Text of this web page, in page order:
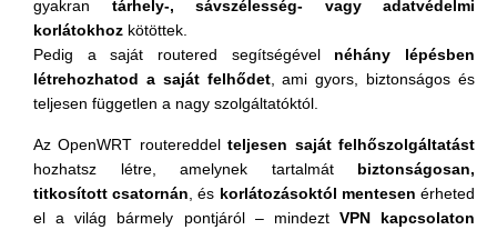
gyakran tárhely-, sávszélesség- vagy adatvédelmi
korlátokhoz kötöttek.
Pedig a saját routered segítségével néhány lépésben
létrehozhatod a saját felhődet, ami gyors, biztonságos és
teljesen független a nagy szolgáltatóktól.
Az OpenWRT routereddelteljesen saját felhőszolgáltatást
hozhatsz létre, amelynek tartalmát biztonságosan,
titkosított csatornán , és korlátozásoktól mentesen érheted
el a világ bármely pontjáról – mindezt VPN kapcsolaton